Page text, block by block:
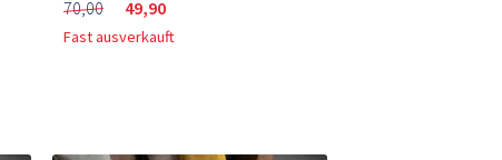
70,00 49,90
Fast ausverkauft